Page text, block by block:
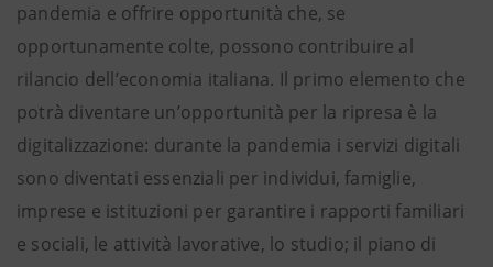
pandemia e offrire opportunità che, se
opportunamente colte, possono contribuire al
rilancio dell’economia italiana. Il primo elemento che
potrà diventare un’opportunità per la ripresa è la
digitalizzazione: durante la pandemia i servizi digitali
sono diventati essenziali per individui, famiglie,
imprese e istituzioni per garantire i rapporti familiari
e sociali, le attività lavorative, lo studio; il piano di